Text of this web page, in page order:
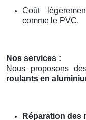
Coût
comme le PVC.
Nos services :
Nous proposons
roulants en
Réparation des